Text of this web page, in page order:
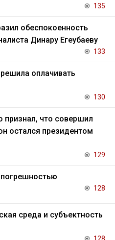
135
обеспокоенность
Динару Егеубаеву
133
оплачивать
130
что совершил
остался президентом
129
погрешностью
128
среда и субъектность